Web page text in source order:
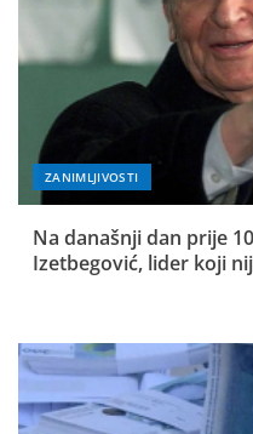
ZANIMLJIVOSTI
Na današnji dan prije
Izetbegović, lider koji